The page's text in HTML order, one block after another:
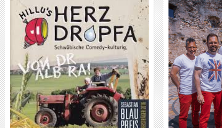
HIMMELBERGER
WEITER